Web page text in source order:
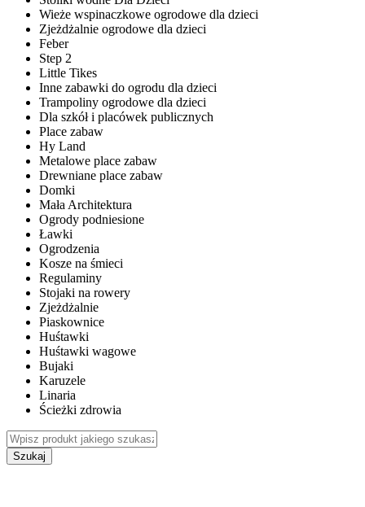
Wieże wspinaczkowe ogrodowe dla dzieci
Zjeżdżalnie ogrodowe dla dzieci
Feber
Step 2
Little Tikes
Inne zabawki do ogrodu dla dzieci
Trampoliny ogrodowe dla dzieci
Dla szkół i placówek publicznych
Place zabaw
Hy Land
Metalowe place zabaw
Drewniane place zabaw
Domki
Mała Architektura
Ogrody podniesione
Ławki
Ogrodzenia
Kosze na śmieci
Regulaminy
Stojaki na rowery
Zjeżdżalnie
Piaskownice
Huśtawki
Huśtawki wagowe
Bujaki
Karuzele
Linaria
Ścieżki zdrowia
Szukaj